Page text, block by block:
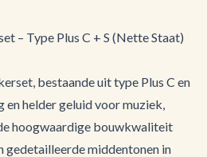
– Type Plus C + S (Nette Staat)
bestaande uit type Plus C en
en helder geluid voor muziek,
hoogwaardige bouwkwaliteit
gedetailleerde middentonen in